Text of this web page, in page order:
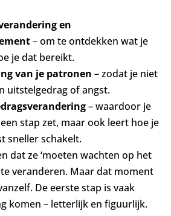
en
– om te ontdekken wat je
je dat bereikt.
van je patronen – zodat je niet
uitstelgedrag of angst.
– waardoor je
stap zet, maar ook leert hoe je
sneller schakelt.
dat ze ‘moeten wachten op het
veranderen. Maar dat moment
De eerste stap is vaak
komen – letterlijk en figuurlijk.